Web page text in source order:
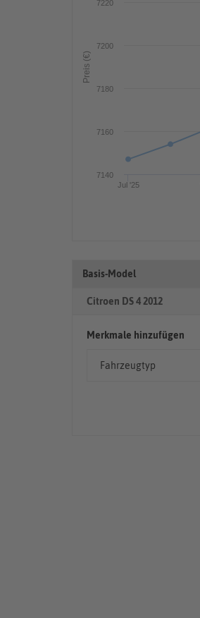
Preis (€)
Jul '25
7140
7160
7180
7200
7220
Basis-Model
Citroen DS 4 2012
Merkmale hinzufügen
Fahrzeugtyp